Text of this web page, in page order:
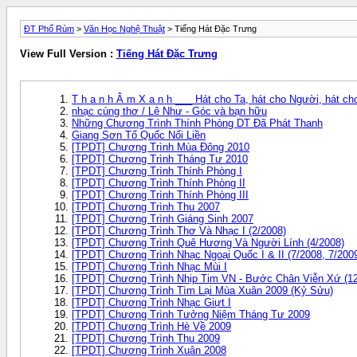
ĐT Phố Rùm > Văn Học Nghệ Thuật > Tiếng Hát Đặc Trưng
View Full Version : Tiếng Hát Đặc Trưng
T h a n h Â m X a n h ___ Hát cho Ta, hát cho Người, hát
nhạc cùng thơ / Lê Như - Góc và bạn hữu
Những Chương Trình Thính Phòng DT Đã Phát Thanh
Giang Sơn Tổ Quốc Nối Liền
[TPDT] Chương Trình Mùa Đông 2010
[TPDT] Chương Trình Tháng Tư 2010
[TPDT] Chương Trình Thính Phòng I
[TPDT] Chương Trình Thính Phòng II
[TPDT] Chương Trình Thính Phòng III
[TPDT] Chương Trình Thu 2007
[TPDT] Chương Trình Giáng Sinh 2007
[TPDT] Chương Trình Thơ Và Nhạc I (2/2008)
[TPDT] Chương Trình Quê Hương Và Người Lính (4/2008)
[TPDT] Chương Trình Nhạc Ngoại Quốc I & II (7/2008, 7/
[TPDT] Chương Trình Nhạc Mùi I
[TPDT] Chương Trình Nhịp Tim VN - Bước Chân Viễn Xứ
[TPDT] Chương Trình Tìm Lại Mùa Xuân 2009 (Kỷ Sửu)
[TPDT] Chương Trình Nhạc Giựt I
[TPDT] Chương Trình Tưởng Niệm Tháng Tư 2009
[TPDT] Chương Trình Hè Về 2009
[TPDT] Chương Trình Thu 2009
[TPDT] Chương Trình Xuân 2008